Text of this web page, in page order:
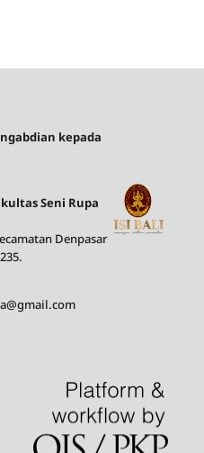
kepada
Seni Rupa
Denpasar